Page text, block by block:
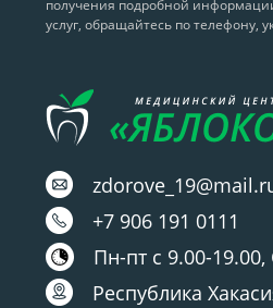
получения подробной
услуг, обращайтесь по телефону,
+7 906 191 0111
Пн-пт с 9.00-
Республика